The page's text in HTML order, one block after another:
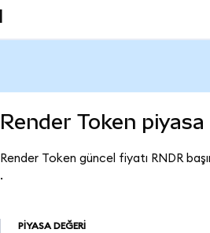
Render Token
Render Token güncel fiyatı RNDR
.
PIYASA DEĞERI